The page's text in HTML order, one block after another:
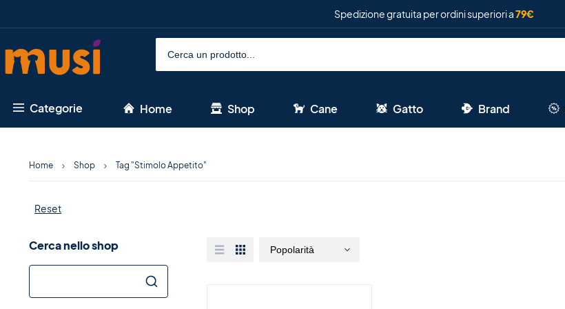
Spedizione gratuita per ordini superiori a79€
Categorie Home Shop Cane Gatto Brand
Home Shop Tag "Stimolo Appetito"
Reset
Cerca nello shop